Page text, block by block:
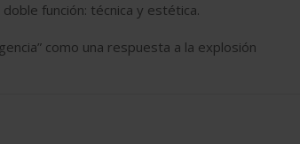
función: técnica y estética.
como una respuesta a la explosión